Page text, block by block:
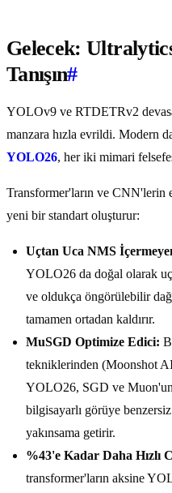
Gelecek:
Tanışın#
YOLOv9 ve RTDETRv2
manzara hızla evrildi. Modern
YOLO26, her iki mimari
Transformer'ların ve
yeni bir standart oluşturur:
Uçtan Uca NMS
YOLO26 da doğal olarak
ve oldukça öngörülebilir
tamamen ortadan kaldırır.
MuSGD Optimize Edici:
tekniklerinden (Moonshot
YOLO26, SGD ve
bilgisayarlı görüye benzersiz
yakınsama getirir.
%43'e Kadar Daha Hızlı
transformer'ların aksine